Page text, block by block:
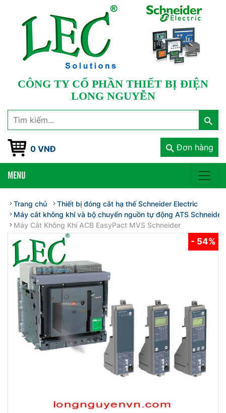
CÔNG TY CỔ PHẦN THIẾT BỊ ĐIỆN
LONG NGUYỄN
0 VNĐ Đơn hàng
MENU
Trang chủ
Thiết bị đóng cắt hạ thế Schneider Electric
Máy cắt không khí và bộ chuyển nguồn tự động ATS Schneider
Máy Cắt Không Khí ACB EasyPact MVS Schneider
- 54%